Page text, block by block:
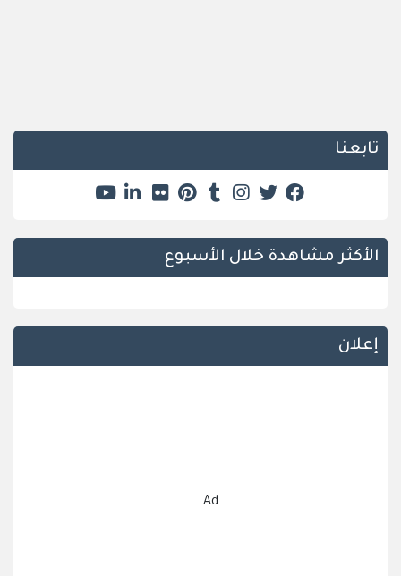
تابعنا
الأكثر مشاهدة خلال الأسبوع
إعلان
Ad